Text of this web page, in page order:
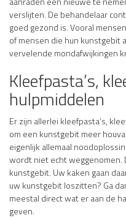
verslijten. De behandelaar
goed gezond is. Vooral
of mensen die hun kunstgebit
vervelende mondafwijkingen
Kleefpasta’s,
hulpmiddelen
Er zijn allerlei kleefpasta’s,
om een kunstgebit meer
eigenlijk allemaal
wordt niet echt weggenomen.
kunstgebit. Uw kaken gaan
uw kunstgebit loszitten? Ga
meestal direct wat er aan de
geven.